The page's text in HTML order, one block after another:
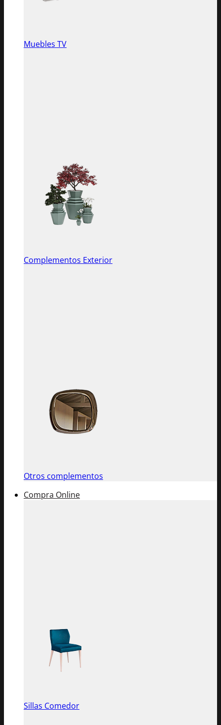
Muebles TV
Complementos Exterior
Otros complementos
Compra Online
Sillas Comedor